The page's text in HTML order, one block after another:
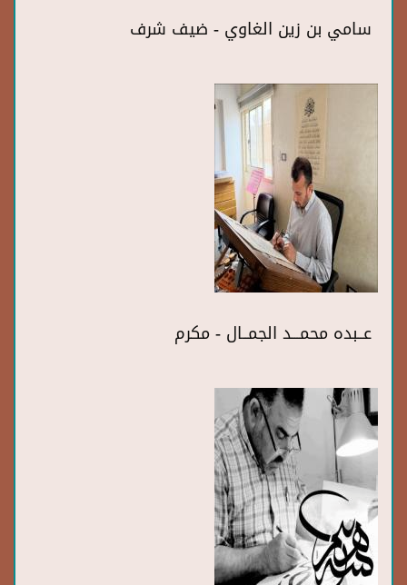
سامي بن زين الغاوي - ضيف شرف
عــبده محمـــد الجمــال - مكرم